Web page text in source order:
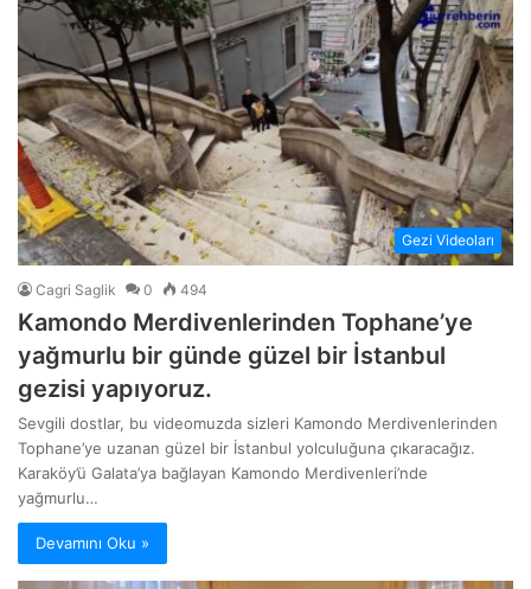
Gezi Videoları
Cagri Saglik 0 494
Kamondo Merdivenlerinden Tophane’ye
yağmurlu bir günde güzel bir İstanbul
gezisi yapıyoruz.
Sevgili dostlar, bu videomuzda sizleri Kamondo Merdivenlerinden
Tophane’ye uzanan güzel bir İstanbul yolculuğuna çıkaracağız.
Karaköy’ü Galata’ya bağlayan Kamondo Merdivenleri’nde
yağmurlu…
Devamını Oku »